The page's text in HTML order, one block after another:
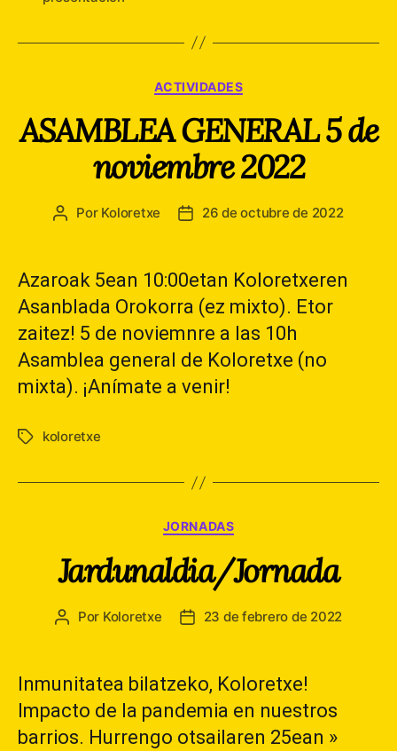
Categorías
ACTIVIDADES
ASAMBLEA GENERAL 5 de
noviembre 2022
Autor
entrada
Por Koloretxe
Fecha
entrada
26 de octubre de 2022
Azaroak 5ean 10:00etan Koloretxeren
Asanblada Orokorra (ez mixto). Etor
zaitez! 5 de noviemnre a las 10h
Asamblea general de Koloretxe (no
mixta). ¡Anímate a venir!
Etiquetas
koloretxe
Categorías
JORNADAS
Jardunaldia/Jornada
Autor
entrada
Por Koloretxe
Fecha
entrada
23 de febrero de 2022
Inmunitatea bilatzeko, Koloretxe!
Impacto de la pandemia en nuestros
barrios. Hurrengo otsailaren 25ean »